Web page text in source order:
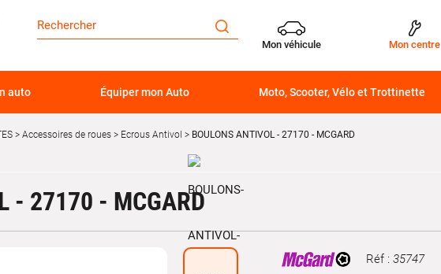
Mon véhicule Mon centre
auto Équiper mon Auto Moto, Scooter, Vélo et Trottinette
Accessoires de roues Ecrous Antivol BOULONS ANTIVOL - 27170 - MCGARD
- 27170 - MCGARD
Marque Réf : 35747